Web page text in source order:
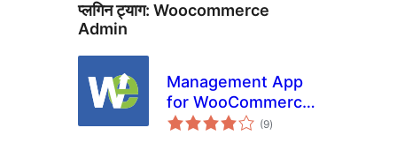
प्लगिन ट्याग: Woocommerce
Admin
Management App
for WooCommerce
– Order
(9कुल
रेटिङ्गहरू
)